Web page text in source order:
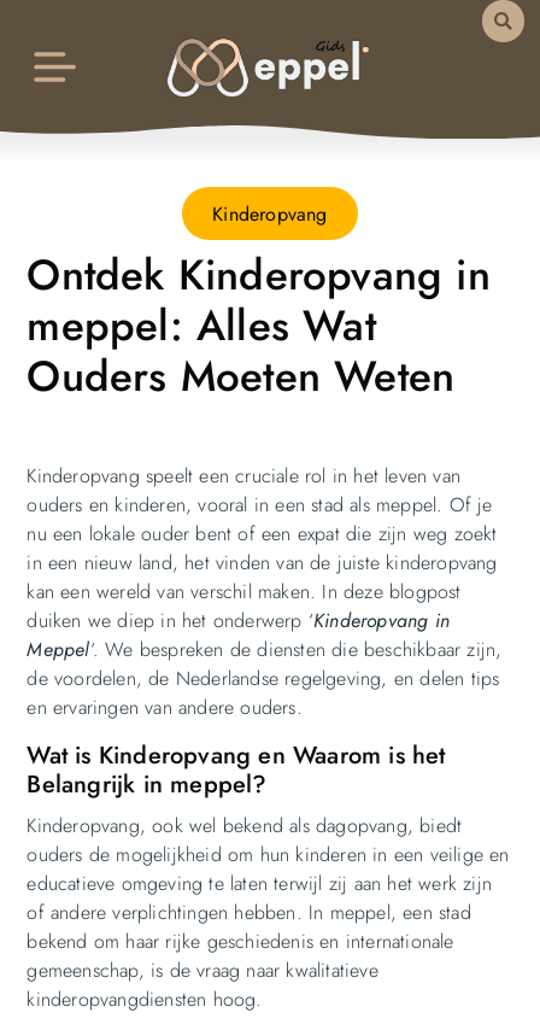
Kinderopvang
Ontdek Kinderopvang in
meppel: Alles Wat
Ouders Moeten Weten
Kinderopvang speelt een cruciale rol in het leven van
ouders en kinderen, vooral in een stad als meppel. Of je
nu een lokale ouder bent of een expat die zijn weg zoekt
in een nieuw land, het vinden van de juiste kinderopvang
kan een wereld van verschil maken. In deze blogpost
duiken we diep in het onderwerp ‘Kinderopvang in
Meppel‘. We bespreken de diensten die beschikbaar zijn,
de voordelen, de Nederlandse regelgeving, en delen tips
en ervaringen van andere ouders.
Wat is Kinderopvang en Waarom is het
Belangrijk in meppel?
Kinderopvang, ook wel bekend als dagopvang, biedt
ouders de mogelijkheid om hun kinderen in een veilige en
educatieve omgeving te laten terwijl zij aan het werk zijn
of andere verplichtingen hebben. In meppel, een stad
bekend om haar rijke geschiedenis en internationale
gemeenschap, is de vraag naar kwalitatieve
kinderopvangdiensten hoog.